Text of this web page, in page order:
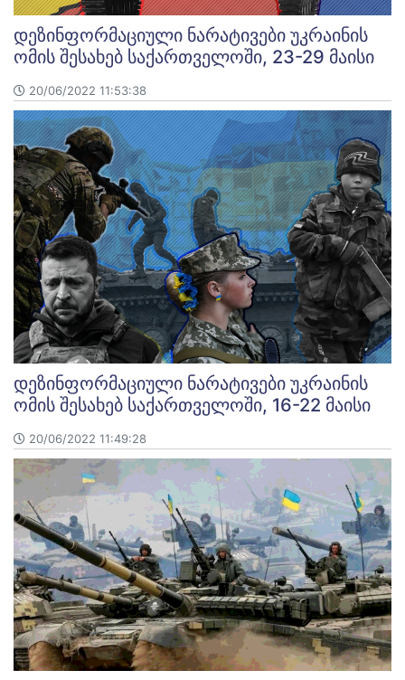
დეზინფორმაციული ნარატივები უკრაინის
ომის შესახებ საქართველოში, 23-29 მაისი
20/06/2022 11:53:38
დეზინფორმაციული ნარატივები უკრაინის
ომის შესახებ საქართველოში, 16-22 მაისი
20/06/2022 11:49:28